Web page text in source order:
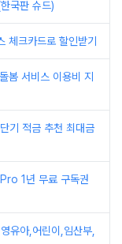
국판 슈드)
체크카드로 할인받기
봄 서비스 이용비 지
기 적금 추천 최대금
1년 무료 구독권
유아,어린이,임산부,